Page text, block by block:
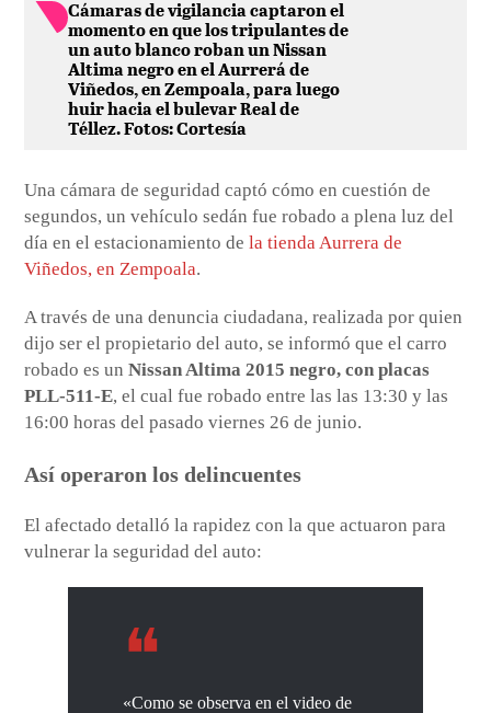
Cámaras de vigilancia captaron el
momento en que los tripulantes de
un auto blanco roban un Nissan
Altima negro en el Aurrerá de
Viñedos, en Zempoala, para luego
huir hacia el bulevar Real de
Téllez. Fotos: Cortesía
Una cámara de seguridad captó cómo en cuestión de
segundos, un vehículo sedán fue robado a plena luz del
día en el estacionamiento dela tienda Aurrera de
Viñedos, en Zempoala.
A través de una denuncia ciudadana, realizada por quien
dijo ser el propietario del auto, se informó que el carro
robado es unNissan Altima 2015 negro, con placas
PLL-511-E, el cual fue robado entre las las 13:30 y las
16:00 horas del pasado viernes 26 de junio.
Así operaron los delincuentes
El afectado detalló la rapidez con la que actuaron para
vulnerar la seguridad del auto:
«Como se observa en el video de